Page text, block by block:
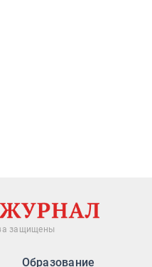
защищены
Образование